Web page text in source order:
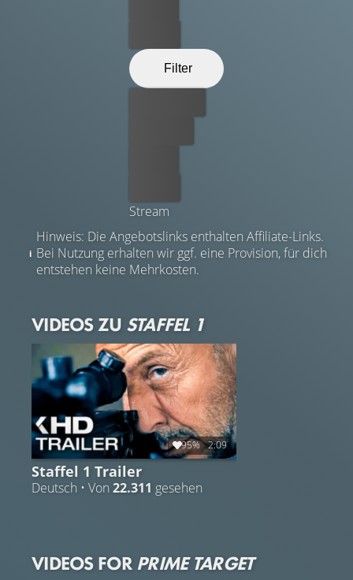
Filter
Stream
Hinweis: Die Angebotslinks enthalten Affiliate-Links.
Bei Nutzung erhalten wir ggf. eine Provision, für dich
entstehen keine Mehrkosten.
VIDEOS ZU STAFFEL 1
95% 2:09
Staffel 1 Trailer
Deutsch • Von 22.311 gesehen
VIDEOS FOR PRIME TARGET